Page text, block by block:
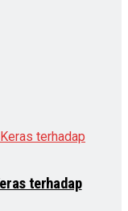
terhadap